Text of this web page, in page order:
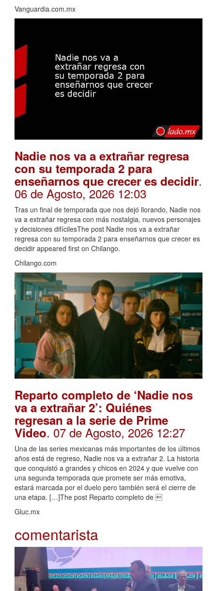
Vanguardia.com.mx
Nadie nos va a extrañar regresa
con su temporada 2 para
enseñarnos que crecer es decidir.
06 de Agosto, 2026 12:03
Tras un final de temporada que nos dejó llorando, Nadie nos
va a extrañar regresa con más nostalgia, nuevos personajes
y decisiones difícilesThe post Nadie nos va a extrañar
regresa con su temporada 2 para enseñarnos que crecer es
decidir appeared first on Chilango.
Chilango.com
Reparto completo de ‘Nadie nos
va a extrañar 2’: Quiénes
regresan a la serie de Prime
Video. 07 de Agosto, 2026 12:27
Una de las series mexicanas más importantes de los últimos
años está de regreso, Nadie nos va a extrañar 2. La historia
que conquistó a grandes y chicos en 2024 y que vuelve con
una segunda temporada que promete ser más emotiva,
estará marcada por el duelo pero también será el cierre de
una etapa. […]The post Reparto completo de 
Gluc.mx
comentarista